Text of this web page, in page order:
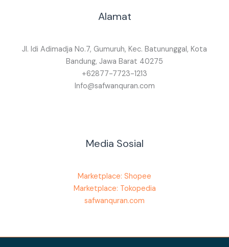
Alamat
Jl. Idi Adimadja No.7, Gumuruh, Kec. Batununggal, Kota
Bandung, Jawa Barat 40275
+62877-7723-1213
Info@safwanquran.com
Media Sosial
Marketplace: Shopee
Marketplace: Tokopedia
safwanquran.com